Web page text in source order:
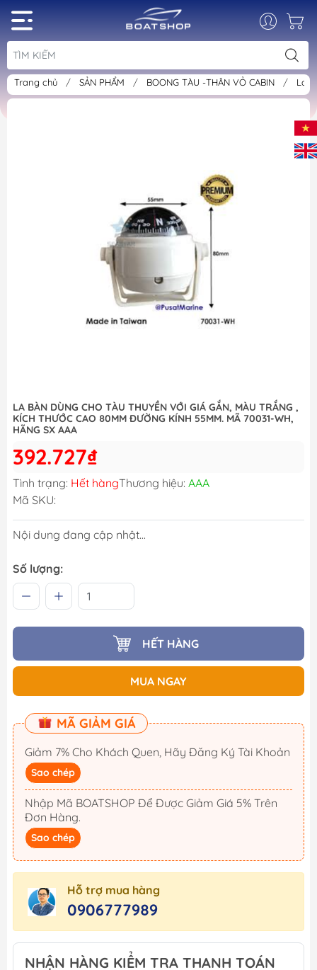
Trang chủ / SẢN PHẨM / BOONG TÀU -THÂN VỎ CABIN / La
LA BÀN DÙNG CHO TÀU THUYỀN VỚI GIÁ GẮN, MÀU TRẮNG ,
KÍCH THƯỚC CAO 80MM ĐƯỜNG KÍNH 55MM. MÃ 70031-WH,
HÃNG SX AAA
392.727₫
Tình trạng: Hết hàngThương hiệu: AAA
Mã SKU:
Nội dung đang cập nhật...
Số lượng:
HẾT HÀNG
MUA NGAY
MÃ GIẢM GIÁ
Giảm 7% Cho Khách Quen, Hãy Đăng Ký Tài Khoản
Sao chép
Nhập Mã BOATSHOP Để Được Giảm Giá 5% Trên
Đơn Hàng.
Sao chép
Hỗ trợ mua hàng
0906777989
NHẬN HÀNG KIỂM TRA THANH TOÁN